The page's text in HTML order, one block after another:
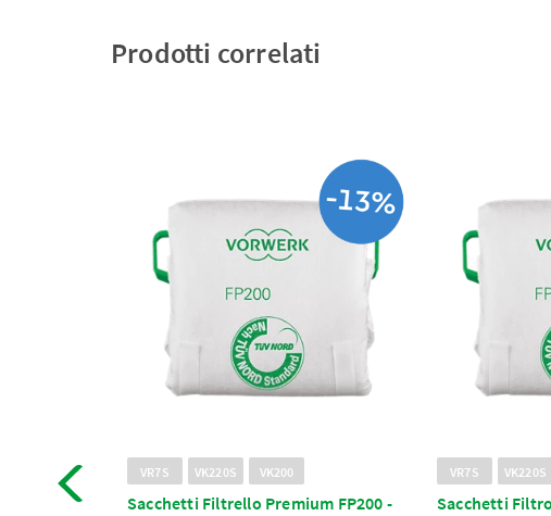
Prodotti correlati
VR7S VK220S VK200
Sacchetti Filtrello Premium FP200 -
VR7S VK220S
Sacchetti